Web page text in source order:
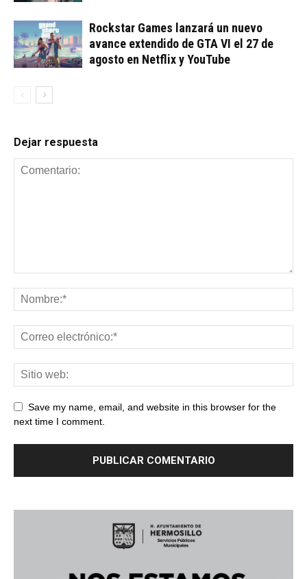
Rockstar Games lanzará un nuevo
avance extendido de GTA VI el 27 de
agosto en Netflix y YouTube
Dejar respuesta
Save my name, email, and website in this browser for the
next time I comment.